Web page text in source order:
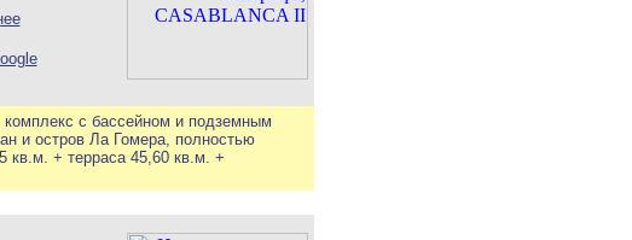
с бассейном и подземным
и остров Ла Гомера, полностью
кв.м. + терраса 45,60 кв.м. +